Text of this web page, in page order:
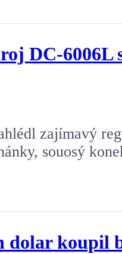
DC-6006L
zajímavý
souosý
dolar koupil